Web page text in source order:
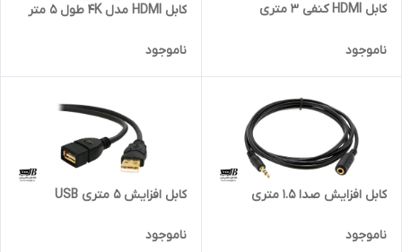
کابل HDMI کنفی 3 متری
ناموجود
کابل HDMI مدل 4K طول 5 متر
ناموجود
کابل افزایش صدا 1.5 متری
ناموجود
کابل افزایش 5 متری USB
ناموجود